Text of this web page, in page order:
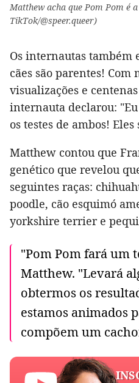
Matthew acha que Pom Pom é
TikTok/@speer.queer)
Os internautas também
cães são parentes! Com
visualizações e
internauta declarou:
os testes de ambos!
Matthew contou que
genético que revelou
seguintes raças:
poodle, cão esquimó
yorkshire terrier e
"Pom Pom fará um
Matthew. "Levará
obtermos os
estamos animados
compõem um